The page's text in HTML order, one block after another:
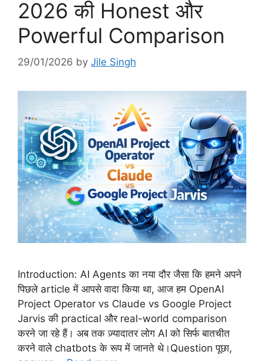
2026 की Honest और
Powerful Comparison
29/01/2026 by Jile Singh
Introduction: AI Agents का नया दौर जैसा कि हमने अपने
पिछले article में आपसे वादा किया था, आज हम OpenAI
Project Operator vs Claude vs Google Project
Jarvis की practical और real-world comparison
करने जा रहे हैं। अब तक ज़्यादातर लोग AI को सिर्फ बातचीत
करने वाले chatbots के रूप में जानते थे।Question पूछा,